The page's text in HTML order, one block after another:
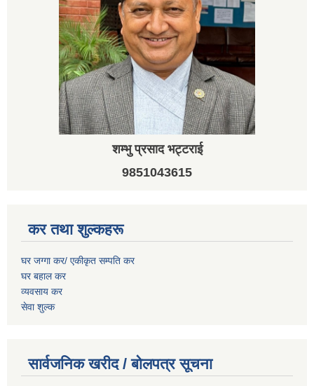
शम्भु प्रसाद भट्टराई
9851043615
कर तथा शुल्कहरू
घर जग्गा कर/ एकीकृत सम्पति कर
घर बहाल कर
व्यवसाय कर
सेवा शुल्क
सार्वजनिक खरीद / बोलपत्र सूचना